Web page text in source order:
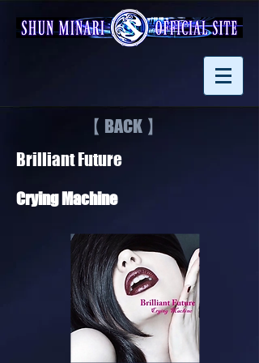
【 BACK 】
Brilliant Future
Crying Machine